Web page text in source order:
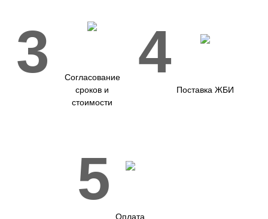
3
Согласование
сроков и
стоимости
4
Поставка ЖБИ
5
Оплата